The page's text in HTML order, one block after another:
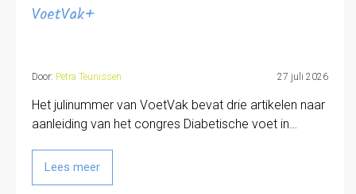
VoetVak+
Door: Petra Teunissen 27 juli 2026
Het julinummer van VoetVak bevat drie artikelen naar
aanleiding van het congres Diabetische voet in…
Lees meer